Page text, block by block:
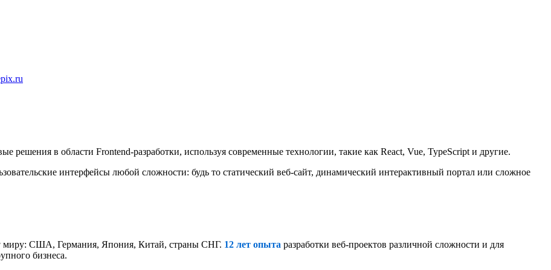
решения в области Frontend-разработки, используя современные технологии, такие как React, Vue, TypeScript и другие.
интерфейсы любой сложности: будь то статический веб-сайт, динамический интерактивный портал или сложное
миру: США, Германия, Япония, Китай, страны СНГ. 12 лет опыта разработки веб-проектов различной сложности и для
бизнеса.